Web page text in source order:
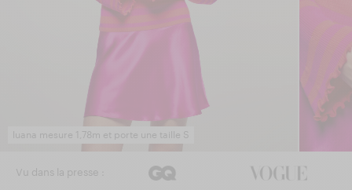
luana mesure 1,78m et porte une taille S
Vu dans la presse :